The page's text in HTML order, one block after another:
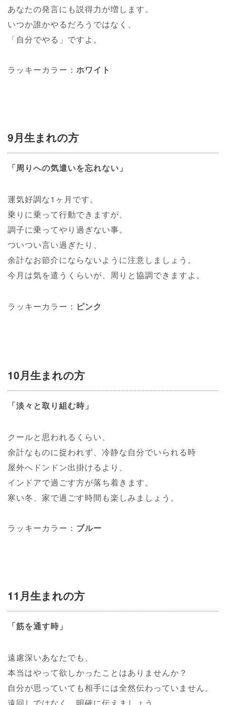
あなたの発言にも説得力が増します。
いつか誰かやるだろうではなく、
「自分でやる」ですよ。
ラッキーカラー： ホワイト
9月生まれの方
「周りへの気遣いを忘れない」
運気好調な1ヶ月です。
乗りに乗って行動できますが、
調子に乗ってやり過ぎない事。
ついつい言い過ぎたり、
余計なお節介にならないように注意しましょう。
今月は気を遣うくらいが、周りと協調できますよ。
ラッキーカラー： ピンク
10月生まれの方
「淡々と取り組む時」
クールと思われるくらい、
余計なものに捉われず、冷静な自分でいられる時
屋外へドンドン出掛けるより、
インドアで過ごす方が落ち着きます。
寒い冬、家で過ごす時間も楽しみましょう。
ラッキーカラー： ブルー
11月生まれの方
「筋を通す時」
遠慮深いあなたでも、
本当はやって欲しかったことはありませんか？
自分が思っていても相手には全然伝わっていません。